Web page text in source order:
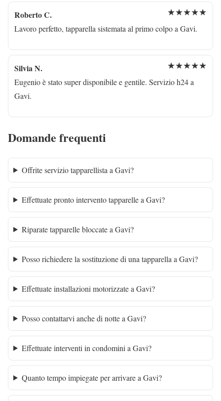
Roberto C. ★★★★★
Lavoro perfetto, tapparella sistemata al primo colpo a Gavi.
Silvia N. ★★★★★
Eugenio è stato super disponibile e gentile. Servizio h24 a
Gavi.
Domande frequenti
Offrite servizio tapparellista a Gavi?
Effettuate pronto intervento tapparelle a Gavi?
Riparate tapparelle bloccate a Gavi?
Posso richiedere la sostituzione di una tapparella a Gavi?
Effettuate installazioni motorizzate a Gavi?
Posso contattarvi anche di notte a Gavi?
Effettuate interventi in condomini a Gavi?
Quanto tempo impiegate per arrivare a Gavi?